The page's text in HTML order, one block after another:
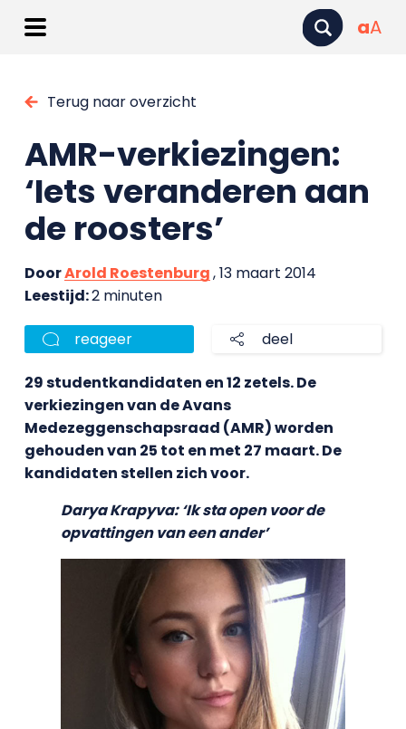
aA
Terug naar overzicht
AMR-verkiezingen:
‘Iets veranderen aan
de roosters’
DoorArold Roestenburg, 13 maart 2014
Leestijd:2 minuten
reageer deel
29 studentkandidaten en 12 zetels. De
verkiezingen van de Avans
Medezeggenschapsraad (AMR) worden
gehouden van 25 tot en met 27 maart. De
kandidaten stellen zich voor.
Darya Krapyva: ‘Ik sta open voor de
opvattingen van een ander’